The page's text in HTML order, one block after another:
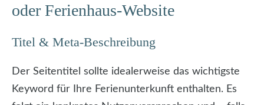
oder Ferienhaus-Website
Titel & Meta-Beschreibung
Der Seitentitel sollte idealerweise das wichtigste
Keyword für Ihre Ferienunterkunft enthalten. Es